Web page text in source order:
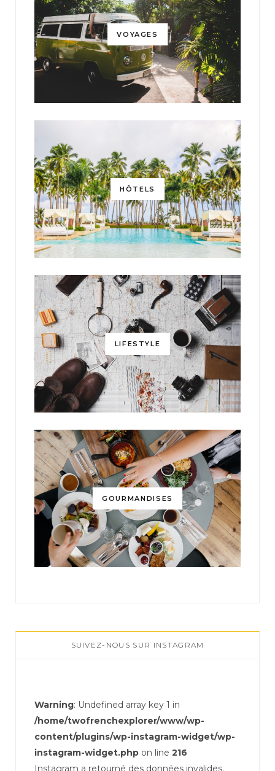
VOYAGES
HÔTELS
LIFESTYLE
GOURMANDISES
SUIVEZ-NOUS SUR INSTAGRAM
Warning: Undefined array key 1 in
/home/twofrenchexplorer/www/wp-
content/plugins/wp-instagram-widget/wp-
instagram-widget.php on line 216
Instagram a retourné des données invalides.